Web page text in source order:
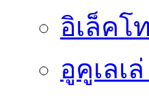
อิเล็คโ
อูคูเลเล่